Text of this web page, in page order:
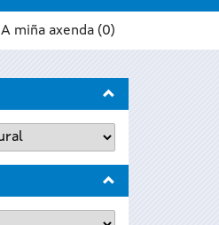
search
A miña axenda (0)